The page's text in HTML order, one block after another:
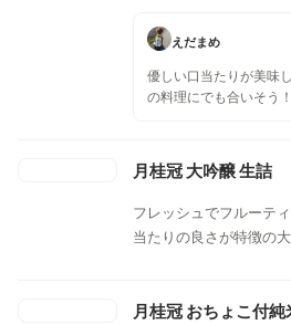
えだまめ
優しい口当たりが美味
の料理にでも合いそう！
月桂冠 大吟醸 生詰
フレッシュでフルーテ
当たりの良さが特徴の大
月桂冠 おちょこ付純